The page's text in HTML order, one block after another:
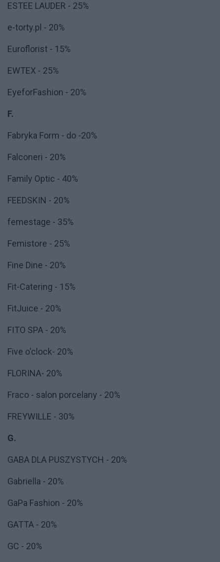
ESTEE LAUDER - 25%
e-torty.pl - 20%
Euroflorist - 15%
EWTEX - 25%
EyeforFashion - 20%
F.
Fabryka Form - do -20%
Falconeri - 20%
Family Optic - 40%
FEEDSKIN - 20%
femestage - 35%
Femistore - 25%
Fine Dine - 20%
Fit-Catering - 15%
FitJuice - 20%
FITO SPA - 20%
Five o'clock- 20%
FLORINA- 20%
Fraco - salon porcelany - 20%
FREYWILLE - 30%
G.
GABA DLA PUSZYSTYCH - 20%
Gabriella - 20%
GaPa Fashion - 20%
GATTA - 20%
GC - 20%